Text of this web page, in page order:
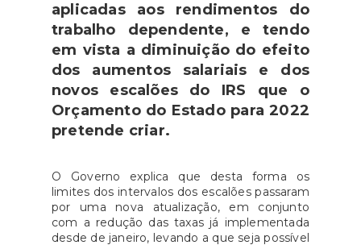
aplicadas aos rendimentos do
trabalho dependente, e tendo
em vista a diminuição do efeito
dos aumentos salariais e dos
novos escalões do IRS que o
Orçamento do Estado para 2022
pretende criar.
O Governo explica que desta forma os
limites dos intervalos dos escalões passaram
por uma nova atualização, em conjunto
com a redução das taxas já implementada
desde de janeiro, levando a que seja possível